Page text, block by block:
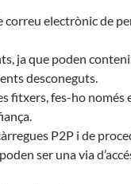
correu electrònic de
ja que poden
desconeguts.
fitxers, fes-ho només
P2P i de
ser una via